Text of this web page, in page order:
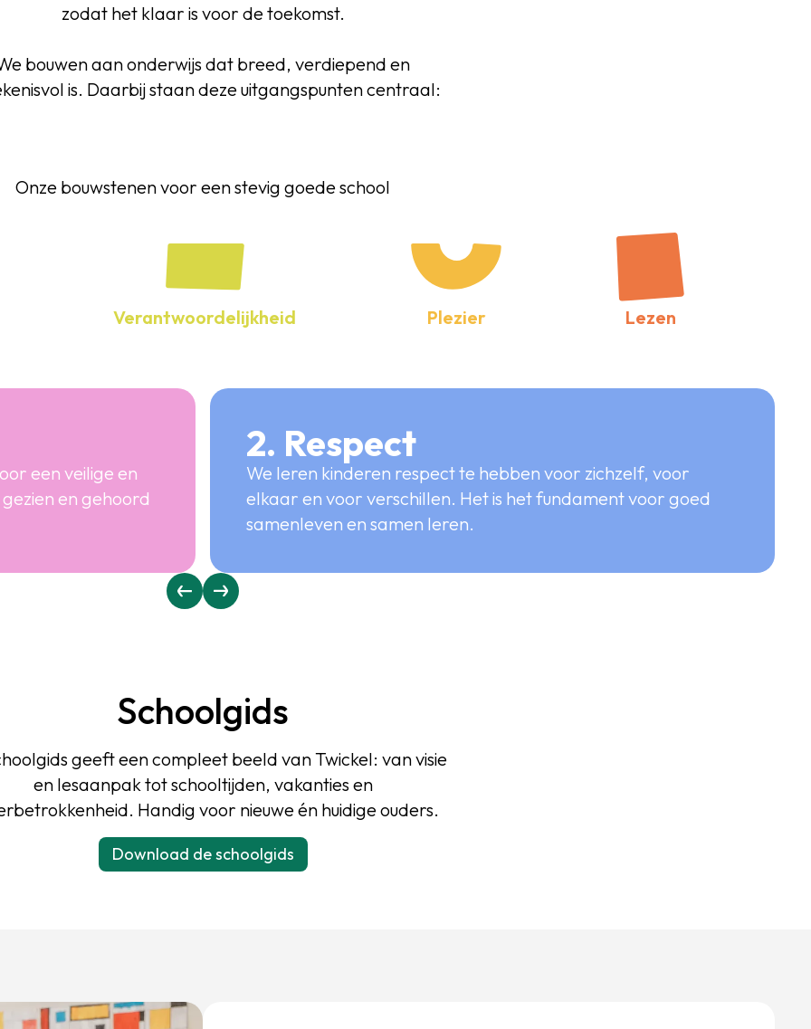
zodat het klaar is voor de toekomst.
bouwen aan onderwijs dat breed, verdiepend en
is. Daarbij staan deze uitgangspunten centraal:
Onze bouwstenen voor een stevig goede school
Verantwoordelijkheid Plezier Lezen
een veilige en
en gehoord
2. Respect
We leren kinderen respect te hebben voor zichzelf, voor
elkaar en voor verschillen. Het is het fundament voor goed
samenleven en samen leren.
Schoolgids
geeft een compleet beeld van Twickel: van visie
en lesaanpak tot schooltijden, vakanties en
Handig voor nieuwe én huidige ouders.
Download de schoolgids